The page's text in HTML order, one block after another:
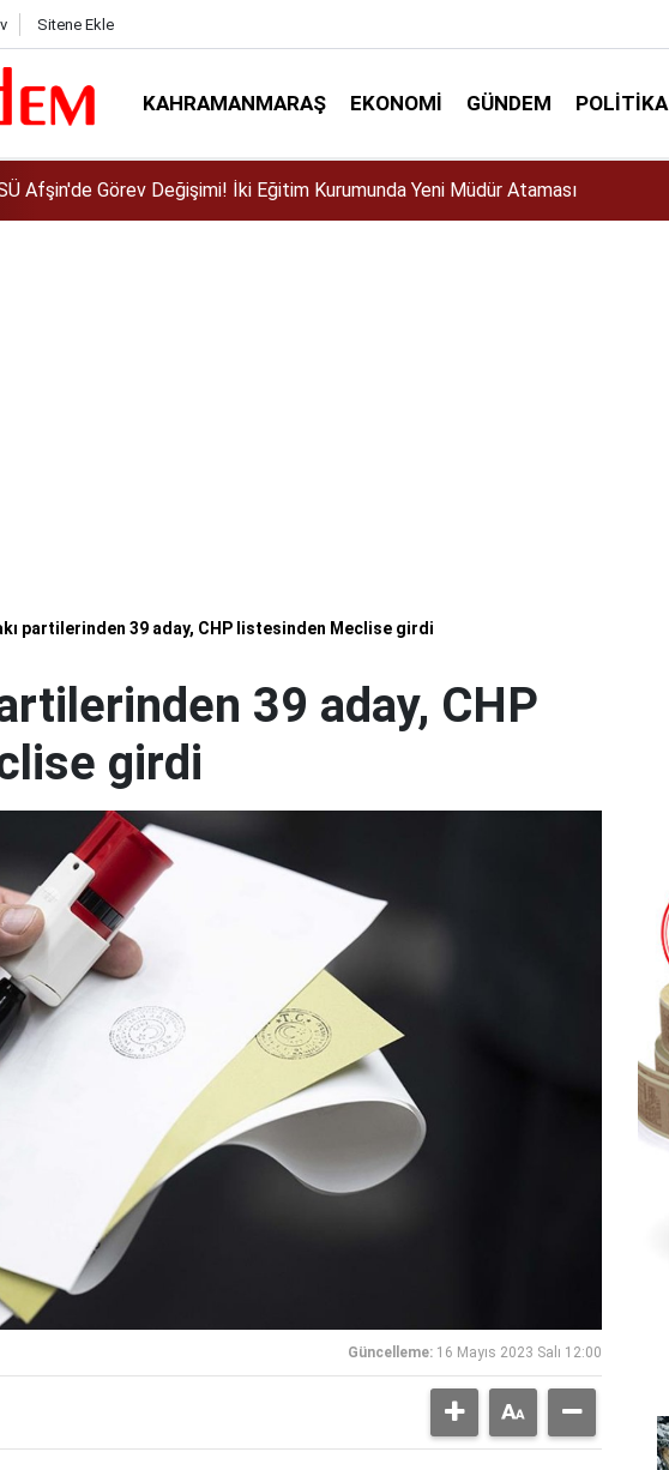
Sitene Ekle
KAHRAMANMARAŞ EKONOMI GÜNDEM POLITIKA
Arar konser için Kahramanmaraş’a geliyor!
partilerinden 39 aday, CHP listesinden Meclise girdi
39 aday, CHP
girdi
Güncelleme: 16 Mayıs 2023 Salı 12:00